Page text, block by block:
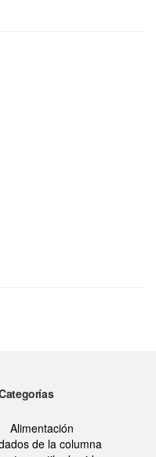
Alimentación
de la columna